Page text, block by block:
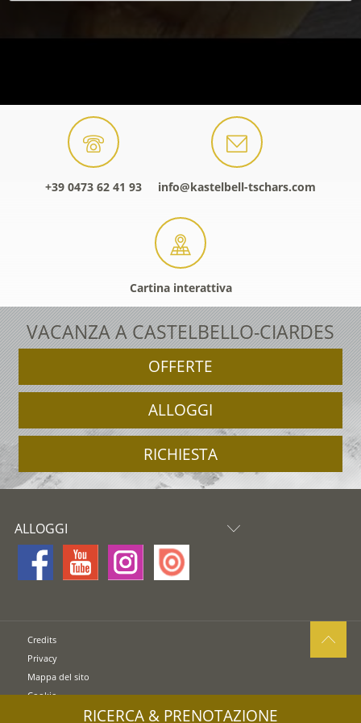
+39 0473 62 41 93 info@kastelbell-tschars.com
Cartina interattiva
VACANZA A CASTELBELLO-CIARDES
OFFERTE
ALLOGGI
RICHIESTA
ALLOGGI
Credits
Privacy
Mappa del sito
Cookie
UID: IT01608700215RICERCA & PRENOTAZIONE